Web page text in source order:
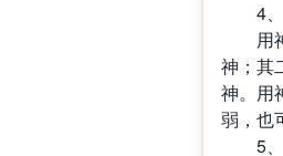
4、
用神
神；其
神。用
弱，也
5、